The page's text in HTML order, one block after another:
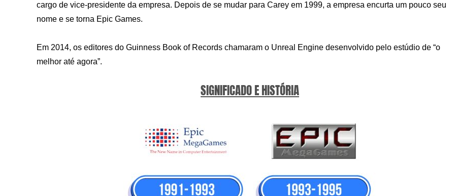
cargo de vice-presidente da empresa. Depois de se mudar para Carey em 1999, a empresa encurta um pouco seu
nome e se torna Epic Games.
Em 2014, os editores do Guinness Book of Records chamaram o Unreal Engine desenvolvido pelo estúdio de “o
melhor até agora”.
SIGNIFICADO E HISTÓRIA